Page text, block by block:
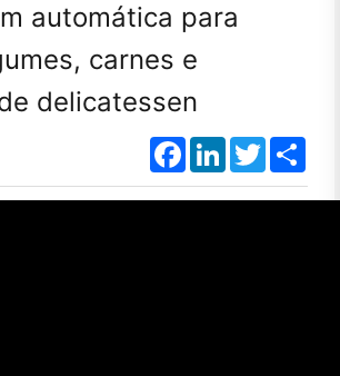
automática para
carnes e
delicatessen
FacebookLinkedInTwitter